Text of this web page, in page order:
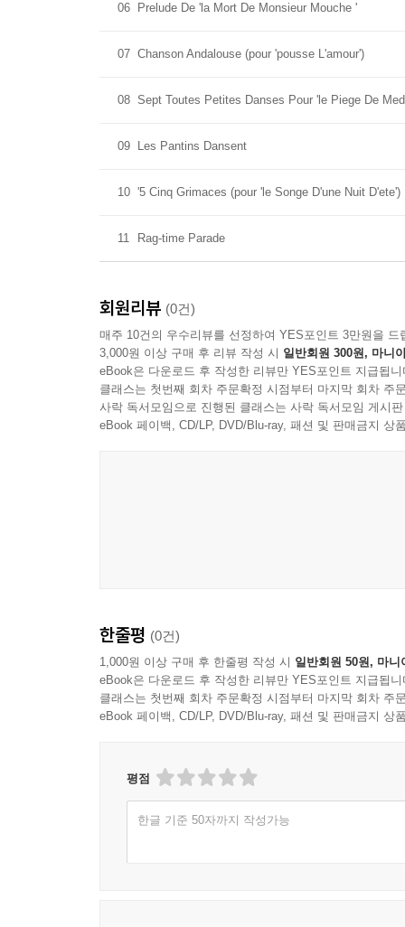
06 Prelude De 'la Mort De Monsieur Mouche '
07 Chanson Andalouse (pour 'pousse L'amour')
08 Sept Toutes Petites Danses Pour 'le Piege De
09 Les Pantins Dansent
10 '5 Cinq Grimaces (pour 'le Songe D'une Nuit D'ete')
11 Rag-time Parade
회원리뷰 (0건)
매주 10건의 우수리뷰를 선정하여 YES포인트 3만원을 드
3,000원 이상 구매 후 리뷰 작성 시 일반회원 300원, 마니
eBook은 다운로드 후 작성한 리뷰만 YES포인트 지급됩니
클래스는 첫번째 회차 주문확정 시점부터 마지막 회차 주
사락 독서모임으로 진행된 클래스는 사락 독서모임 게시
eBook 페이백, CD/LP, DVD/Blu-ray, 패션 및 판매금지 상
한줄평 (0건)
1,000원 이상 구매 후 한줄평 작성 시 일반회원 50원, 마니
eBook은 다운로드 후 작성한 리뷰만 YES포인트 지급됩니
클래스는 첫번째 회차 주문확정 시점부터 마지막 회차 주
eBook 페이백, CD/LP, DVD/Blu-ray, 패션 및 판매금지 상
평점
한글 기준 50자까지 작성가능